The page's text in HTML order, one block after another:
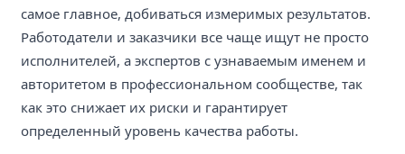
самое главное, добиваться измеримых результатов.
Работодатели и заказчики все чаще ищут не просто
исполнителей, а экспертов с узнаваемым именем и
авторитетом в профессиональном сообществе, так
как это снижает их риски и гарантирует
определенный уровень качества работы.